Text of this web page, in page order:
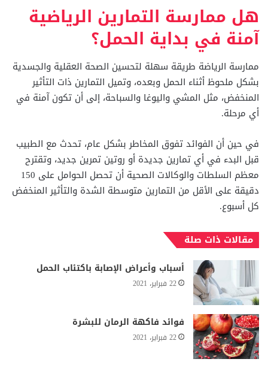
هل ممارسة التمارين الرياضية
آمنة في بداية الحمل؟
ممارسة الرياضة طريقة سهلة لتحسين الصحة العقلية والجسدية
بشكل ملحوظ أثناء الحمل وبعده، وتميل التمارين ذات التأثير
المنخفض، مثل المشي واليوغا والسباحة، إلى أن تكون آمنة في
أي مرحلة.
في حين أن الفوائد تفوق المخاطر بشكل عام، تحدث مع الطبيب
قبل البدء في أي تمارين جديدة أو روتين تمرين جديد، وتقترح
معظم السلطات والوكالات الصحية أن تحصل الحوامل على 150
دقيقة على الأقل من التمارين متوسطة الشدة والتأثير المنخفض
كل أسبوع.
مقالات ذات صلة
أسباب وأعراض الإصابة باكتئاب الحمل
22 فبراير، 2021
فوائد فاكهة الرمان للبشرة
22 فبراير، 2021